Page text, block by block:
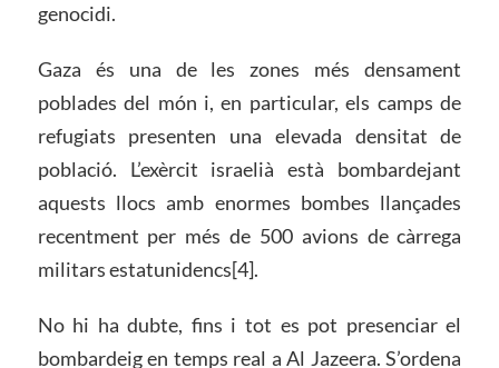
genocidi.
Gaza és una de les zones més densament
poblades del món i, en particular, els camps de
refugiats presenten una elevada densitat de
població. L’exèrcit israelià està bombardejant
aquests llocs amb enormes bombes llançades
recentment per més de 500 avions de càrrega
militars estatunidencs[4].
No hi ha dubte, fins i tot es pot presenciar el
bombardeig en temps real a Al Jazeera. S’ordena